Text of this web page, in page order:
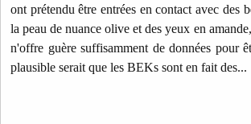
ont prétendu être entrées en contact avec des
la peau de nuance olive et des yeux en
n'offre guère suffisamment de données pour
plausible serait que les BEKs sont en fait des...